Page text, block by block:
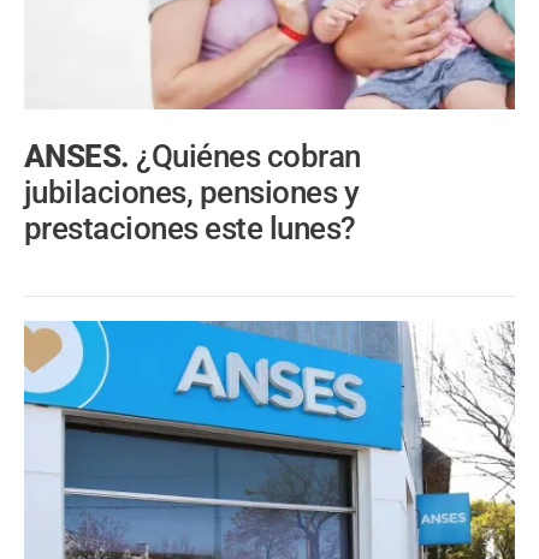
ANSES. ¿Quiénes cobran
jubilaciones, pensiones y
prestaciones este lunes?